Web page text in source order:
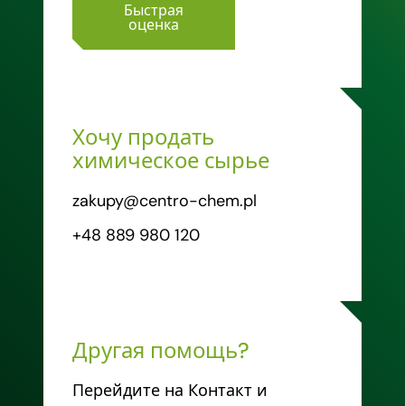
Быстрая
оценка
Хочу продать
химическое сырье
zakupy@centro-chem.pl
+48 889 980 120
Другая помощь?
Перейдите на Контакт и